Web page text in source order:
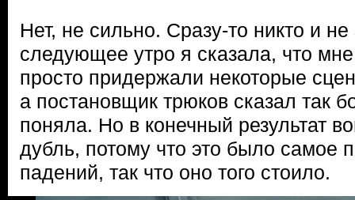
Нет, не сильно. Сразу-то никто и
следующее утро я сказала, что
просто придержали некоторые
а постановщик трюков сказал так
поняла. Но в конечный результат
дубль, потому что это было самое
падений, так что оно того стоило.